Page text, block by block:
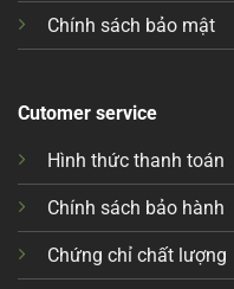
Chính sách bảo mật
Cutomer service
Hình thức thanh toán
Chính sách bảo hành
Chứng chỉ chất lượng